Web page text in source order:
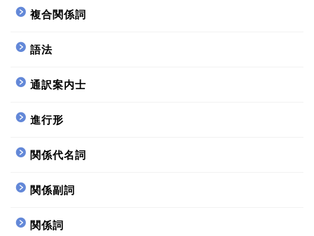
複合関係詞
語法
通訳案内士
進行形
関係代名詞
関係副詞
関係詞